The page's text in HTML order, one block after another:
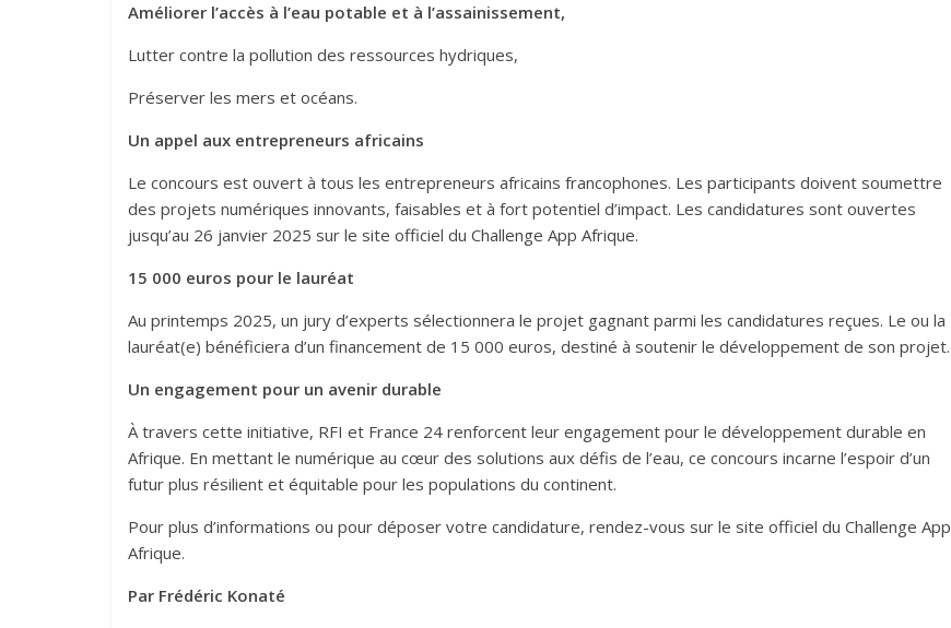
Améliorer l’accès à l’eau potable et à l’assainissement,
Lutter contre la pollution des ressources hydriques,
Préserver les mers et océans.
Un appel aux entrepreneurs africains
Le concours est ouvert à tous les entrepreneurs africains francophones. Les participants doivent soumettre
des projets numériques innovants, faisables et à fort potentiel d’impact. Les candidatures sont ouvertes
jusqu’au 26 janvier 2025 sur le site officiel du Challenge App Afrique.
15 000 euros pour le lauréat
Au printemps 2025, un jury d’experts sélectionnera le projet gagnant parmi les candidatures reçues. Le ou la
lauréat(e) bénéficiera d’un financement de 15 000 euros, destiné à soutenir le développement de son projet.
Un engagement pour un avenir durable
À travers cette initiative, RFI et France 24 renforcent leur engagement pour le développement durable en
Afrique. En mettant le numérique au cœur des solutions aux défis de l’eau, ce concours incarne l’espoir d’un
futur plus résilient et équitable pour les populations du continent.
Pour plus d’informations ou pour déposer votre candidature, rendez-vous sur le site officiel du Challenge App
Afrique.
Par Frédéric Konaté